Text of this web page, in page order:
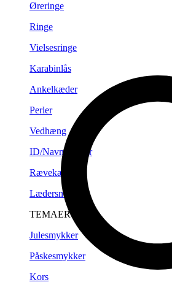
Øreringe
Ringe
Vielsesringe
Karabinlås
Ankelkæder
Perler
Vedhæng
ID/Navneplader
Rævekæder
Lædersnørre
TEMAER
Julesmykker
Påskesmykker
Kors